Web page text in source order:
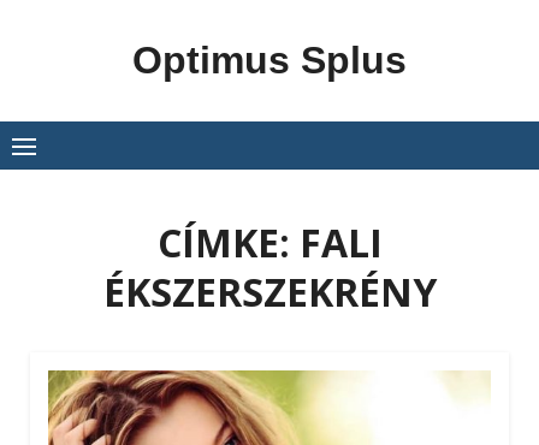
Optimus Splus
CÍMKE: FALI
ÉKSZERSZEKRÉNY